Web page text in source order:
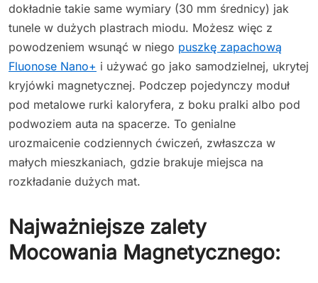
dokładnie takie same wymiary (30 mm średnicy) jak
tunele w dużych plastrach miodu. Możesz więc z
powodzeniem wsunąć w niego puszkę zapachową
Fluonose Nano+ i używać go jako samodzielnej, ukrytej
kryjówki magnetycznej. Podczep pojedynczy moduł
pod metalowe rurki kaloryfera, z boku pralki albo pod
podwoziem auta na spacerze. To genialne
urozmaicenie codziennych ćwiczeń, zwłaszcza w
małych mieszkaniach, gdzie brakuje miejsca na
rozkładanie dużych mat.
Najważniejsze zalety
Mocowania Magnetycznego: